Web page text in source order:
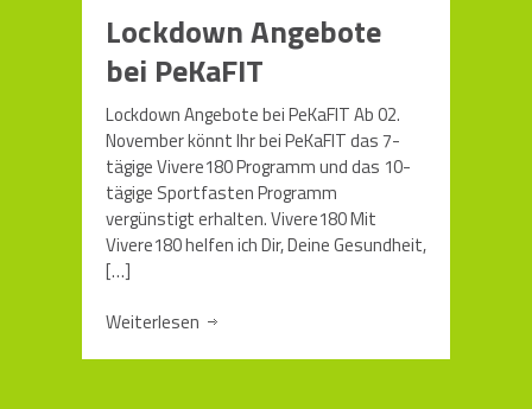
Lockdown Angebote
bei PeKaFIT
Lockdown Angebote bei PeKaFIT Ab 02.
November könnt Ihr bei PeKaFIT das 7-
tägige Vivere180 Programm und das 10-
tägige Sportfasten Programm
vergünstigt erhalten. Vivere180 Mit
Vivere180 helfen ich Dir, Deine Gesundheit,
[…]
Weiterlesen